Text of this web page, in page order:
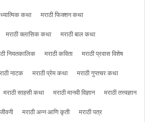
कथा
मराठी फिक्शन कथा
मराठी क्लासिक कथा
मराठी बाल कथा
नियतकालिक मराठी कविता
मराठी प्रवास विशेष
नाटक मराठी प्रेम कथा
मराठी गुप्तचर कथा
मराठी साहसी कथा मराठी मानवी विज्ञान
मराठी तत्त्वज्ञान
मराठी अन्न आणि कृती
मराठी पत्र